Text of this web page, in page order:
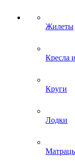
Жилеты
Кресла
Круги
Лодки